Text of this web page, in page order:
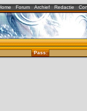
Forum Archief Redactie
Pass: